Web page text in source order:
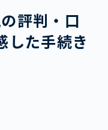
評判・口
した手続き